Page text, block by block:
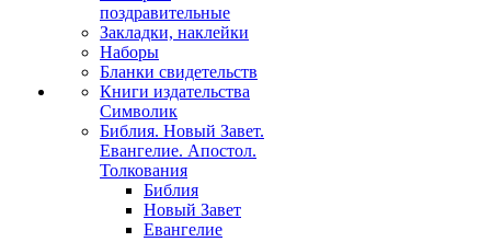
поздравительные
Закладки, наклейки
Наборы
Бланки свидетельств
Книги издательства
Символик
Библия. Новый Завет.
Евангелие. Апостол.
Толкования
Библия
Новый Завет
Евангелие